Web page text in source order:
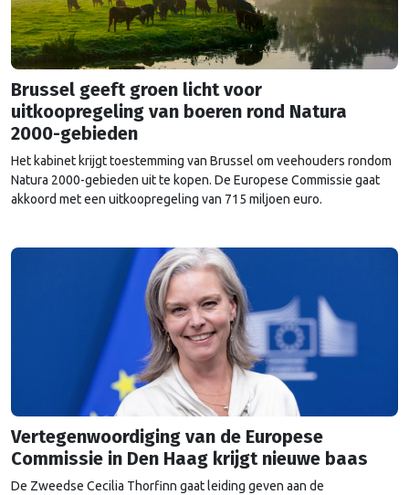
Brussel geeft groen licht voor
uitkoopregeling van boeren rond Natura
2000-gebieden
Het kabinet krijgt toestemming van Brussel om veehouders rondom
Natura 2000-gebieden uit te kopen. De Europese Commissie gaat
akkoord met een uitkoopregeling van 715 miljoen euro.
Vertegenwoordiging van de Europese
Commissie in Den Haag krijgt nieuwe baas
De Zweedse Cecilia Thorfinn gaat leiding geven aan de